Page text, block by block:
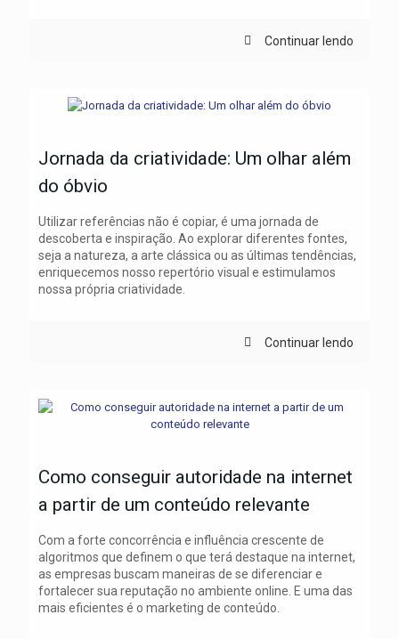
Continuar lendo
Jornada da criatividade: Um olhar além
do óbvio
Utilizar referências não é copiar, é uma jornada de
descoberta e inspiração. Ao explorar diferentes fontes,
seja a natureza, a arte clássica ou as últimas tendências,
enriquecemos nosso repertório visual e estimulamos
nossa própria criatividade.
Continuar lendo
Como conseguir autoridade na internet
a partir de um conteúdo relevante
Com a forte concorrência e influência crescente de
algoritmos que definem o que terá destaque na internet,
as empresas buscam maneiras de se diferenciar e
fortalecer sua reputação no ambiente online. E uma das
mais eficientes é o marketing de conteúdo.